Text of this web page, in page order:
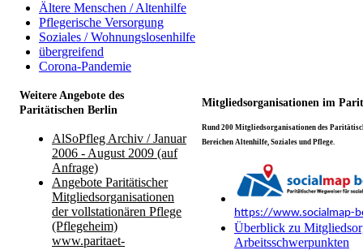
Ältere Menschen / Altenhilfe
Pflegerische Versorgung
Soziales / Wohnungslosenhilfe
übergreifend
Corona-Pandemie
Weitere Angebote des
Paritätischen Berlin
Mitgliedsorganisationen im
AlSoPfleg Archiv / Januar
2006 - August 2009 (auf
Anfrage)
Angebote Paritätischer
Mitgliedsorganisationen
der vollstationären Pflege
(Pflegeheim)
www.paritaet-
Rund 200 Mitgliedsorganisationen des
Bereichen Altenhilfe, Soziales und Pflege.
https://www.socialmap-
Überblick zu
Arbeitsschwerpunkten